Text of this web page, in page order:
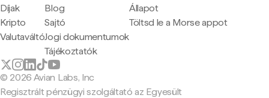
Díjak
Kripto
Valutaváltó
Blog
Sajtó
Jogi dokumentumok
Tájékoztatók
Állapot
Töltsd le a Morse appot
© 2026 Avian Labs, Inc
Regisztrált pénzügyi szolgáltató az Egyesült